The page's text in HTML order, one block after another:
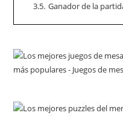
3.5. Ganador de la